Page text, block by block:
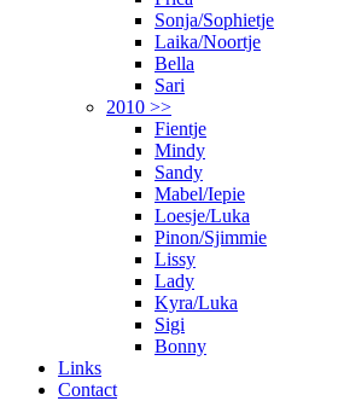
Sonja/Sophietje
Laika/Noortje
Bella
Sari
2010 >>
Fientje
Mindy
Sandy
Mabel/Iepie
Loesje/Luka
Pinon/Sjimmie
Lissy
Lady
Kyra/Luka
Sigi
Bonny
Links
Contact